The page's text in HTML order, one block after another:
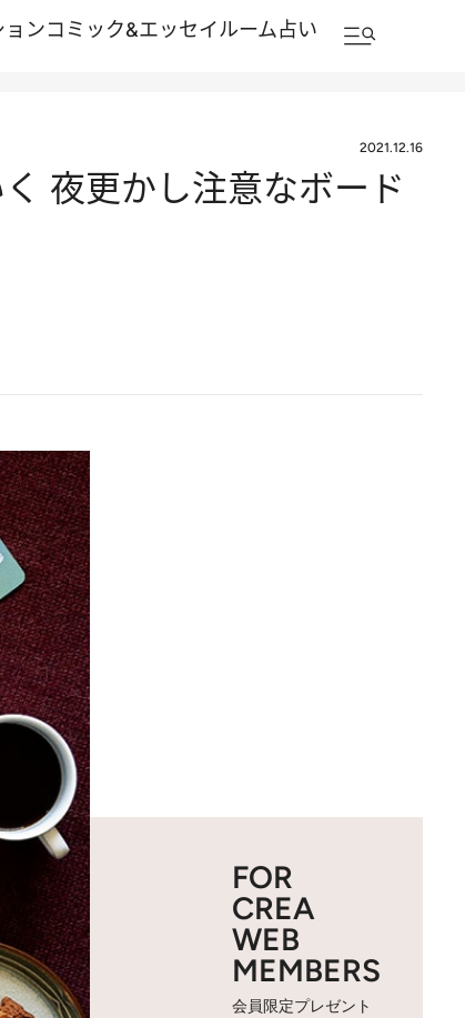
ョンコミック&エッセイルーム占い
2021.12.16
夜更かし注意なボード
FOR
CREA
WEB
MEMBERS
会員限定プレゼント